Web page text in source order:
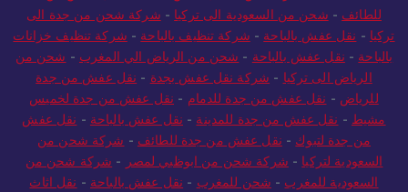
للطائف - شحن من السعودية الى تركيا - شركة شحن من جدة الى
تركيا - نقل عفش بالباحة - شركة تنظيف بالباحة - شركة تنظيف خزانات
بالباحة - نقل عفش بالباحة - شحن من الرياض الي المغرب - شحن من
الرياض الى تركيا - شركة نقل عفش بجدة - نقل عفش من جدة
للرياض - نقل عفش من جدة للدمام - نقل عفش من جدة لخميس
مشيط - نقل عفش من جدة للمدينة - نقل عفش بالباحة - نقل عفش
من جدة لتبوك - نقل عفش من جدة للطائف - شركة شحن من
السعودية لتركيا - شركة شحن من ابوظبي لمصر - شركة شحن من
السعودية للمغرب - شحن للمغرب - نقل عفش بالباحة - نقل اثاث